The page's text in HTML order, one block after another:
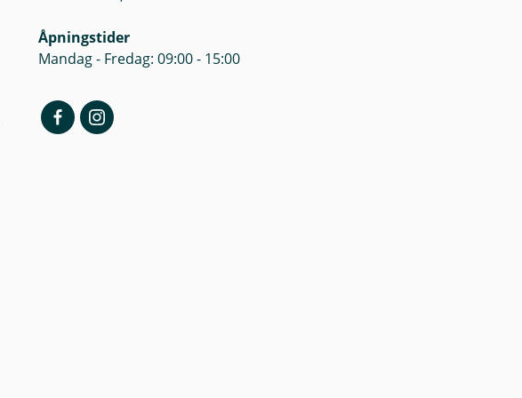
Åpningstider
Mandag - Fredag: 09:00 - 15:00